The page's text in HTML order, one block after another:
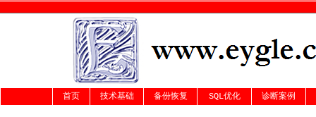
首页 技术基础 备份恢复 SQL优化 诊断案例